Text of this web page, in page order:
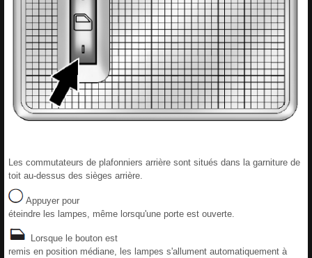
Les commutateurs de plafonniers arrière sont situés dans la garniture de
toit au-dessus des sièges arrière.
Appuyer pour
éteindre les lampes, même lorsqu'une porte est ouverte.
Lorsque le bouton est
remis en position médiane, les lampes s'allument automatiquement à